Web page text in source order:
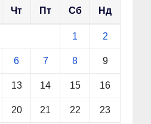
Чт Пт Сб Нд
1 2
6 7 8 9
13 14 15 16
20 21 22 23